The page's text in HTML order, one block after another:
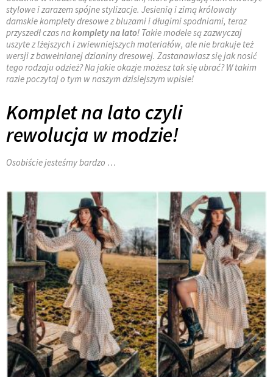
stylowe i zarazem spójne stylizacje. Jesienią i zimą królowały
damskie komplety dresowe z bluzami i długimi spodniami, teraz
przyszedł czas nakomplety na lato! Takie modele są zazwyczaj
uszyte z lżejszych i zwiewniejszych materiałów, ale nie brakuje też
wersji z bawełnianej dzianiny dresowej. Zastanawiasz się jak nosić
tego rodzaju odzież? Na jakie okazje możesz tak się ubrać? W takim
razie poczytaj o tym w naszym dzisiejszym wpisie!
Komplet na lato czyli
rewolucja w modzie!
Osobiście jesteśmy bardzo …